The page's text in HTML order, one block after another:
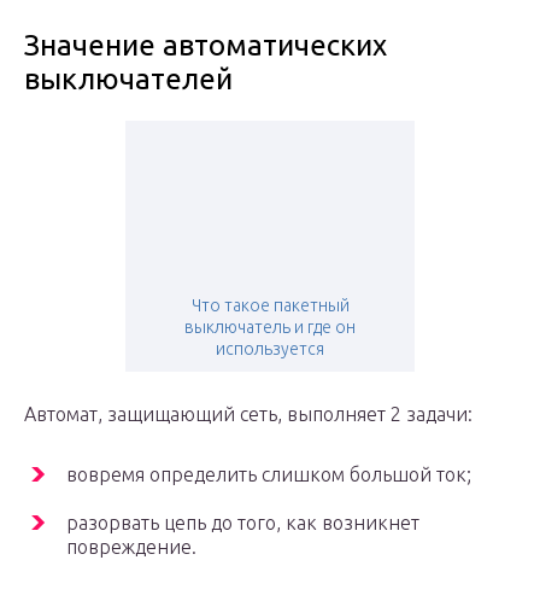
Значение автоматических
выключателей
Что такое пакетный
выключатель и где он
используется
Автомат, защищающий сеть, выполняет 2 задачи:
вовремя определить слишком большой ток;
разорвать цепь до того, как возникнет
повреждение.